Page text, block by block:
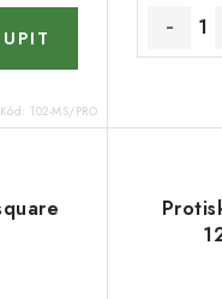
Kód: 102-MS/PRO